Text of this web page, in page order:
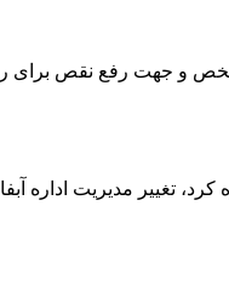
خبر نوراباد به آن اشاره کرد،